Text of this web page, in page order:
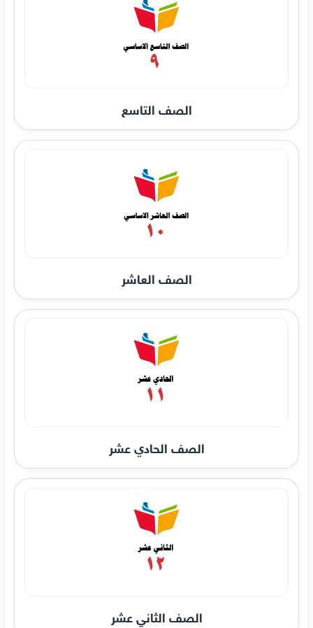
الصف التاسع
الصف العاشر
الصف الحادي عشر
الصف الثاني عشر